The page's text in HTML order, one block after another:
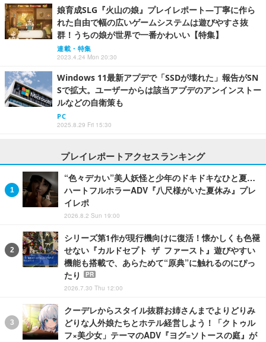
娘育成SLG『火山の娘』プレイレポート―丁寧に作ら
れた自由で幅の広いゲームシステムは遊びやすさ抜
群！うちの娘が世界で一番かわいい【特集】
連載・特集
2023.4.24 Mon 20:30
Windows 11最新アプデで「SSDが壊れた」報告がSN
Sで拡大。ユーザーからは該当アプデのアンインストー
ルなどの自衛策も
PC
2025.8.29 Fri 15:30
プレイレポートアクセスランキング
“色々デカい”美人妖怪と少年のドキドキなひと夏…
ハートフルホラーADV『八尺様がいた夏休み』プレ
イレポ
2026.8.2 Sun 19:00
シリーズ第1作が現行機向けに復活！懐かしくも色褪
せない『カルドセプト ザ ファースト』遊びやすい
機能も搭載で、あらためて“原典”に触れるのにぴっ
たり
PR
2026.7.30 Thu 12:00
クーデレからスタイル抜群お姉さんまでよりどりみ
どりな人外娘たちとホテル経営しよう！「クトゥル
フ×美少女」テーマのADV『ヨグ=ソトースの庭』が